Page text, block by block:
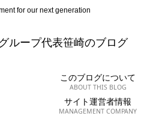
for our next generation
ループ代表笹崎のブログ
このブログについて
ABOUT THIS BLOG
サイト運営者情報
MANAGEMENT COMPANY